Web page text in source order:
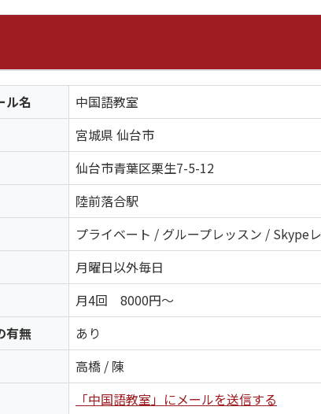
ル名
中国語教室
宮城県 仙台市
仙台市青葉区栗生7-5-12
陸前落合駅
プライベート / グループレッスン / Skype
月曜日以外毎日
月4回 8000円～
有無
あり
高橋 / 陳
「中国語教室」にメールを送信する